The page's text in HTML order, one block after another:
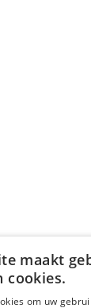
maakt
cookies.
om uw